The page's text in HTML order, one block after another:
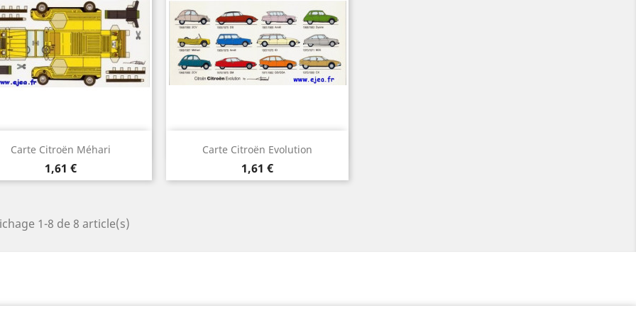
Carte Citroën Méhari
Prix
1,61 €
Aperçu rapide Carte Citroën Evolution
Prix
1,61 €
Aperçu rapide
1-8 de 8 article(s)